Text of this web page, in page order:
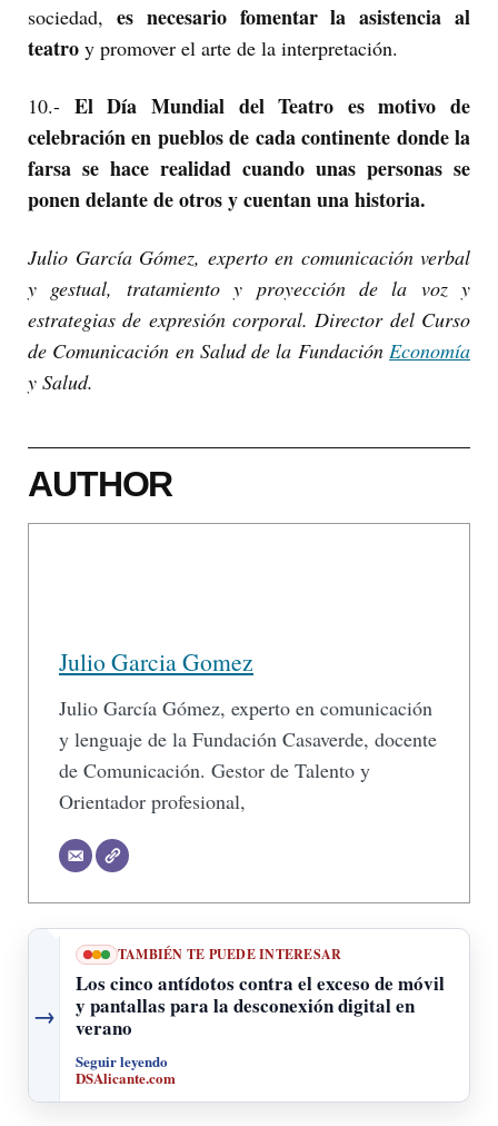
sociedad, es necesario fomentar la asistencia al
teatro y promover el arte de la interpretación.
10.- El Día Mundial del Teatro es motivo de
celebración en pueblos de cada continente donde la
farsa se hace realidad cuando unas personas se
ponen delante de otros y cuentan una historia.
Julio García Gómez, experto en comunicación verbal
y gestual, tratamiento y proyección de la voz y
estrategias de expresión corporal. Director del Curso
de Comunicación en Salud de la Fundación Economía
y Salud.
AUTHOR
Julio Garcia Gomez
Julio García Gómez, experto en comunicación
y lenguaje de la Fundación Casaverde, docente
de Comunicación. Gestor de Talento y
Orientador profesional,
→
TAMBIÉN TE PUEDE INTERESAR
Los cinco antídotos contra el exceso de móvil
y pantallas para la desconexión digital en
verano
Seguir leyendo
DSAlicante.com